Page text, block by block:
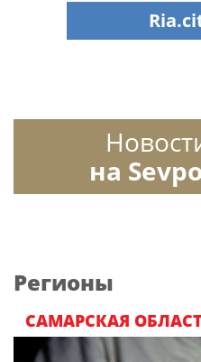
на
Регионы
САМАРСКАЯ